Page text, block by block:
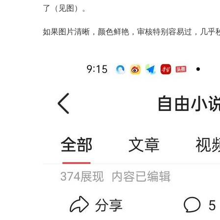
了（见图）。
如果图片清晰，颜色鲜艳，审核特别容易过，几乎